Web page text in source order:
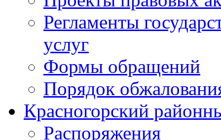
Регламенты
услуг
Формы обращений
Порядок
Красногорский
Распоряжения